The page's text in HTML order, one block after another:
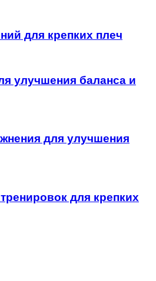
для крепких плеч
улучшения баланса и
для улучшения
для крепких